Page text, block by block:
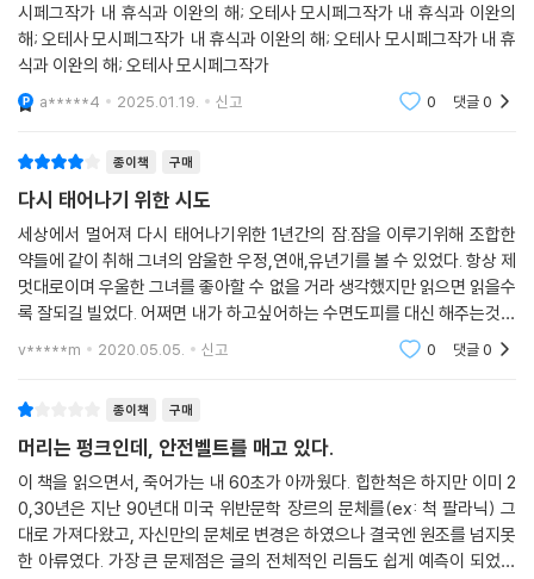
시페그작가 내 휴식과 이완의 해; 오테사 모시페그작가 내 휴식과 이완의
해; 오테사 모시페그작가 내 휴식과 이완의 해; 오테사 모시페그작가 내 휴
식과 이완의 해; 오테사 모시페그작가
a*****4 2025.01.19. 신고 0 댓글0
종이책 구매
다시 태어나기 위한 시도
세상에서 멀어져 다시 태어나기위한 1년간의 잠.잠을 이루기위해 조합한
약들에 같이 취해 그녀의 암울한 우정,연애,유년기를 볼 수 있었다. 항상 제
멋대로이며 우울한 그녀를 좋아할 수 없을 거라 생각했지만 읽으면 읽을수
록 잘되길 빌었다. 어쩌면 내가 하고싶어하는 수면도피를 대신 해주는것같
아 쾌감이 느껴지기도했다. 1년 후 새로 태어나 달라진 시각을 가진 그녀가
v*****m 2020.05.05. 신고 0 댓글0
종이책 구매
머리는 펑크인데, 안전벨트를 매고 있다.
이 책을 읽으면서, 죽어가는 내 60초가 아까웠다. 힙한척은 하지만 이미 2
0,30년은 지난 90년대 미국 위반문학 장르의 문체를(ex: 척 팔라닉) 그
대로 가져다왔고, 자신만의 문체로 변경은 하였으나 결국엔 원조를 넘지못
한 아류였다. 가장 큰 문제점은 글의 전체적인 리듬도 쉽게 예측이 되었는